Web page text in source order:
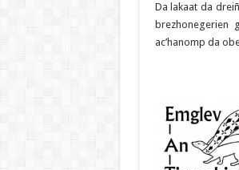
Da lakaat da
brezhonegerien
ac’hanomp da